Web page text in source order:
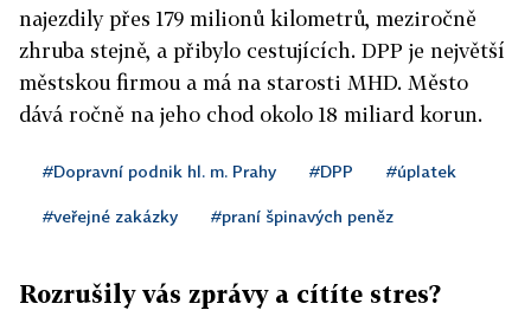
najezdily přes 179 milionů kilometrů, meziročně
zhruba stejně, a přibylo cestujících. DPP je největší
městskou firmou a má na starosti MHD. Město
dává ročně na jeho chod okolo 18 miliard korun.
#Dopravní podnik hl. m. Prahy #DPP #úplatek
#veřejné zakázky #praní špinavých peněz
Rozrušily vás zprávy a cítíte stres?